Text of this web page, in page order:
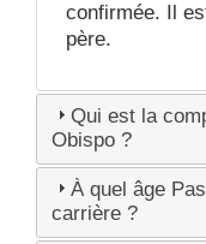
confirmée. Il
père.
Qui est la
Obispo ?
À quel âge
carrière ?